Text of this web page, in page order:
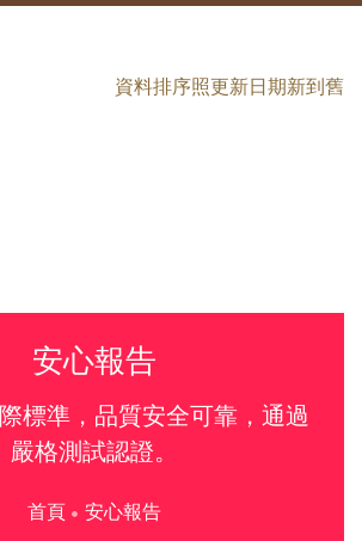
資料排序照更新日期新到舊
安心報告
標準，品質安全可靠，通過
嚴格測試認證。
首頁 安心報告